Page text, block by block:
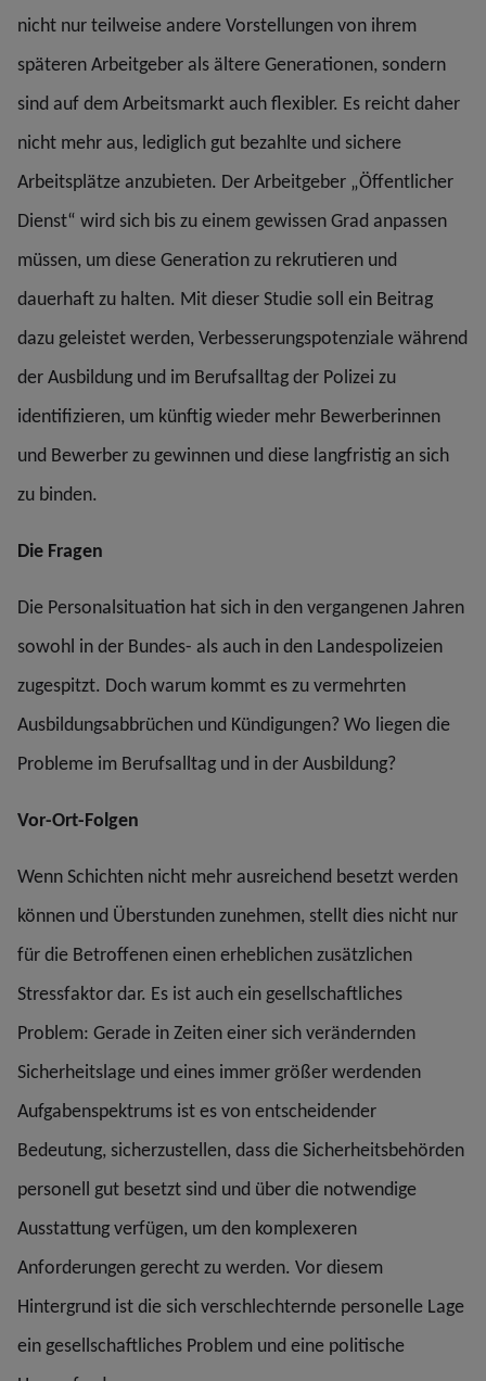
nicht nur teilweise andere Vorstellungen von ihrem
späteren Arbeitgeber als ältere Generationen, sondern
sind auf dem Arbeitsmarkt auch flexibler. Es reicht daher
nicht mehr aus, lediglich gut bezahlte und sichere
Arbeitsplätze anzubieten. Der Arbeitgeber „Öffentlicher
Dienst“ wird sich bis zu einem gewissen Grad anpassen
müssen, um diese Generation zu rekrutieren und
dauerhaft zu halten. Mit dieser Studie soll ein Beitrag
dazu geleistet werden, Verbesserungspotenziale während
der Ausbildung und im Berufsalltag der Polizei zu
identifizieren, um künftig wieder mehr Bewerberinnen
und Bewerber zu gewinnen und diese langfristig an sich
zu binden.
Die Fragen
Die Personalsituation hat sich in den vergangenen Jahren
sowohl in der Bundes- als auch in den Landespolizeien
zugespitzt. Doch warum kommt es zu vermehrten
Ausbildungsabbrüchen und Kündigungen? Wo liegen die
Probleme im Berufsalltag und in der Ausbildung?
Vor-Ort-Folgen
Wenn Schichten nicht mehr ausreichend besetzt werden
können und Überstunden zunehmen, stellt dies nicht nur
für die Betroffenen einen erheblichen zusätzlichen
Stressfaktor dar. Es ist auch ein gesellschaftliches
Problem: Gerade in Zeiten einer sich verändernden
Sicherheitslage und eines immer größer werdenden
Aufgabenspektrums ist es von entscheidender
Bedeutung, sicherzustellen, dass die Sicherheitsbehörden
personell gut besetzt sind und über die notwendige
Ausstattung verfügen, um den komplexeren
Anforderungen gerecht zu werden. Vor diesem
Hintergrund ist die sich verschlechternde personelle Lage
ein gesellschaftliches Problem und eine politische